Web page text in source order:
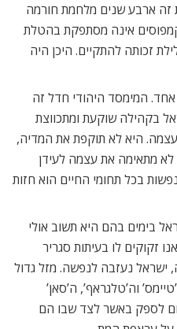
זה ארבע שנים מלחמת חורמה
אינה מסתפקת בהטלת
זכותה להתקיים. היכן היה
המימסד היהודי חדל זה
בקהילה שוקעת ומתכווצת
היא לא תוקפת את המדיה,
לא מתאימה את עצמה לעידן
בכל תחומי החיים הוא חזות
בימים בהם היא תשוב אולי
זקוקים לו בעיתות סגריר
ישראל נעזבה לנפשה. מזל גדול
וה’טלגראף’, ה’סאן’
לספק באשר לצד שבו הם